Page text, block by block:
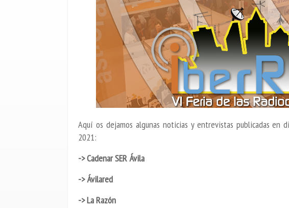
Aquí os dejamos algunas noticias y entrevistas publicadas en
2021:
->Cadenar SER Ávila
->Ávilared
->La Razón